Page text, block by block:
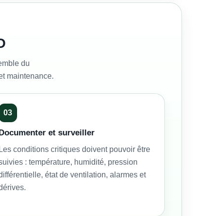
du
maintenance.
03
et surveiller
Les conditions critiques doivent pouvoir être
: température, humidité, pression
état de ventilation, alarmes et